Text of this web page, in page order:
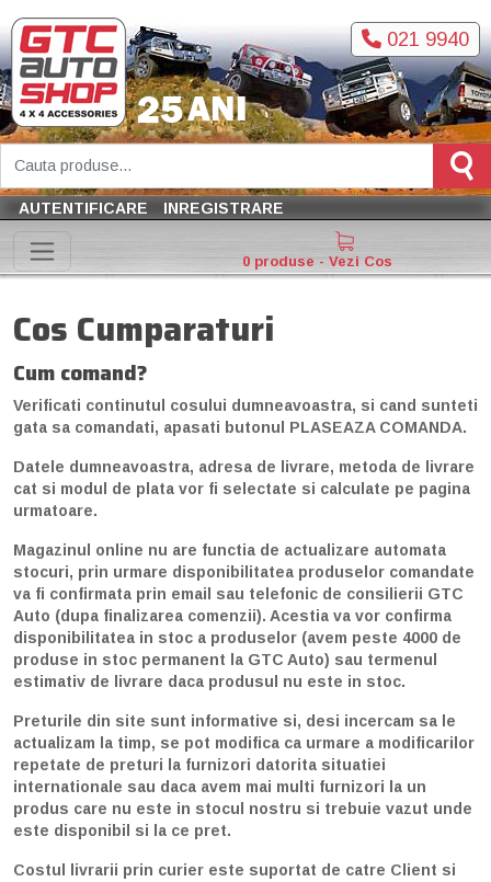
021 9940
AUTENTIFICARE INREGISTRARE
0 produse - Vezi Cos
Cos Cumparaturi
Cum comand?
Verificati continutul cosului dumneavoastra, si cand sunteti
gata sa comandati, apasati butonul PLASEAZA COMANDA.
Datele dumneavoastra, adresa de livrare, metoda de livrare
cat si modul de plata vor fi selectate si calculate pe pagina
urmatoare.
Magazinul online nu are functia de actualizare automata
stocuri, prin urmare disponibilitatea produselor comandate
va fi confirmata prin email sau telefonic de consilierii GTC
Auto (dupa finalizarea comenzii). Acestia va vor confirma
disponibilitatea in stoc a produselor (avem peste 4000 de
produse in stoc permanent la GTC Auto) sau termenul
estimativ de livrare daca produsul nu este in stoc.
Preturile din site sunt informative si, desi incercam sa le
actualizam la timp, se pot modifica ca urmare a modificarilor
repetate de preturi la furnizori datorita situatiei
internationale sau daca avem mai multi furnizori la un
produs care nu este in stocul nostru si trebuie vazut unde
este disponibil si la ce pret.
Costul livrarii prin curier este suportat de catre Client si